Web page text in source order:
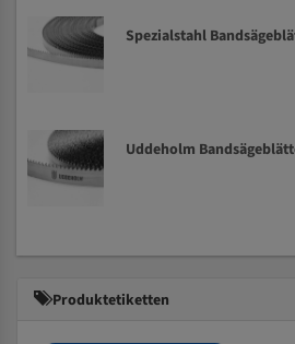
Spezialstahl
Uddeholm
Produktetiketten